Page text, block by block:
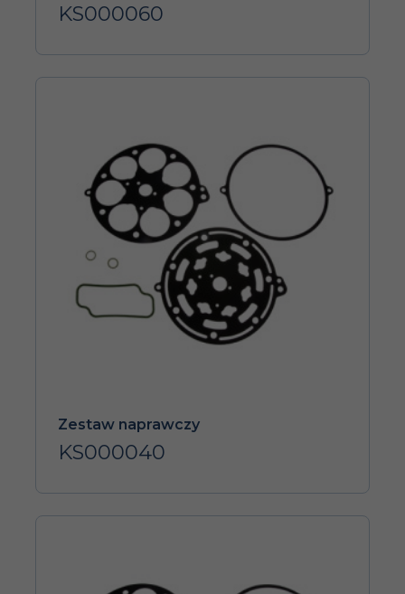
KS000060
Zestaw naprawczy
KS000040